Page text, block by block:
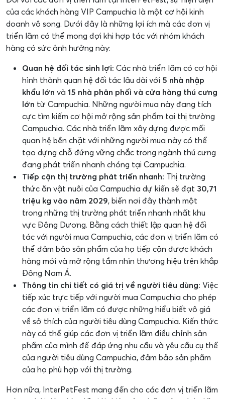
của các khách hàng VIP Campuchia là một cơ hội kinh
doanh vô song. Dưới đây là những lợi ích mà các đơn vị
triển lãm có thể mong đợi khi hợp tác với nhóm khách
hàng có sức ảnh hưởng này:
Quan hệ đối tác sinh lợi: Các nhà triển lãm có cơ hội
hình thành quan hệ đối tác lâu dài với 5 nhà nhập
khẩu lớn và 15 nhà phân phối và cửa hàng thú cưng
lớn từ Campuchia. Những người mua này đang tích
cực tìm kiếm cơ hội mở rộng sản phẩm tại thị trường
Campuchia. Các nhà triển lãm xây dựng được mối
quan hệ bền chặt với những người mua này có thể
tạo dựng chỗ đứng vững chắc trong ngành thú cưng
đang phát triển nhanh chóng tại Campuchia.
Tiếp cận thị trường phát triển nhanh: Thị trường
thức ăn vật nuôi của Campuchia dự kiến sẽ đạt 30,71
triệu kg vào năm 2029, biến nơi đây thành một
trong những thị trường phát triển nhanh nhất khu
vực Đông Dương. Bằng cách thiết lập quan hệ đối
tác với người mua Campuchia, các đơn vị triển lãm có
thể đảm bảo sản phẩm của họ tiếp cận được khách
hàng mới và mở rộng tầm nhìn thương hiệu trên khắp
Đông Nam Á.
Thông tin chi tiết có giá trị về người tiêu dùng: Việc
tiếp xúc trực tiếp với người mua Campuchia cho phép
các đơn vị triển lãm có được những hiểu biết vô giá
về sở thích của người tiêu dùng Campuchia. Kiến thức
này có thể giúp các đơn vị triển lãm điều chỉnh sản
phẩm của mình để đáp ứng nhu cầu và yêu cầu cụ thể
của người tiêu dùng Campuchia, đảm bảo sản phẩm
của họ phù hợp với thị trường.
Hơn nữa, InterPetFest mang đến cho các đơn vị triển lãm